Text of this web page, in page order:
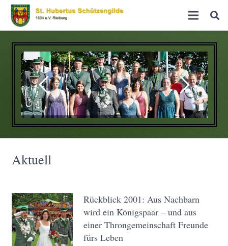
Aktuell
Rückblick 2001: Aus Nachbarn
wird ein Königspaar – und aus
einer Throngemeinschaft Freunde
fürs Leben